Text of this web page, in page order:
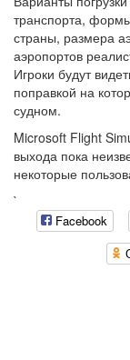
транспорта,
страны, размера
аэропортов
Игроки будут
поправкой на
судном.
Microsoft Flight
выхода пока
некоторые
`
Facebook